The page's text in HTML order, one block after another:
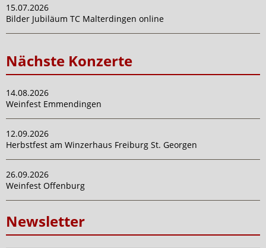
15.07.2026
Bilder Jubiläum TC Malterdingen online
Nächste Konzerte
14.08.2026
Weinfest Emmendingen
12.09.2026
Herbstfest am Winzerhaus Freiburg St. Georgen
26.09.2026
Weinfest Offenburg
Newsletter